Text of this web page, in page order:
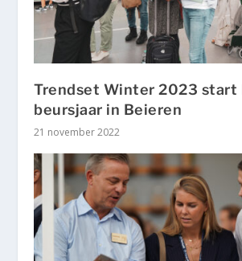
Trendset Winter 2023 start
beursjaar in Beieren
21 november 2022